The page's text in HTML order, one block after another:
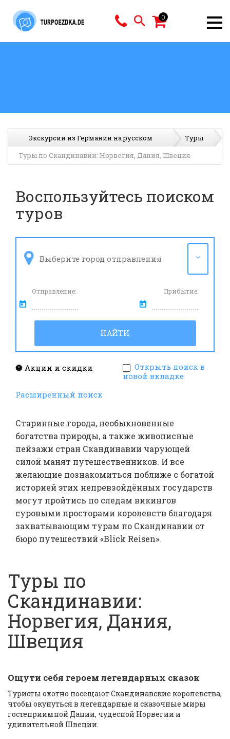
0
Экскурсии из Германии на русском
Туры
Туры по Скандинавии: Норвегия, Дания, Швеция
Воспользуйтесь поиском
туров
Отправление: Прибытие:
НАЙТИ
Акции и скидки
Открыть поиск в
новой вкладке
Расширенный поиск
Старинные города, необыкновенные
богатства природы, а также живописные
пейзажи стран Скандинавии чарующей
силой манят путешественников. И все
желающие познакомиться поближе с богатой
историей этих непревзойдённых государств
могут пройтись по следам викингов
суровыми просторами королевств благодаря
захватывающим турам по Скандинавии от
бюро путешествий «Blick Reisen».
Туры по
Скандинавии:
Норвегия, Дания,
Швеция
Ощути себя героем легендарных сказок
Туристы охотно посещают Скандинавские королевства,
чтобы окунуться в легендарные и сказочные миры
гостеприимной Дании, чудесной Норвегии и
удивительной Швеции.